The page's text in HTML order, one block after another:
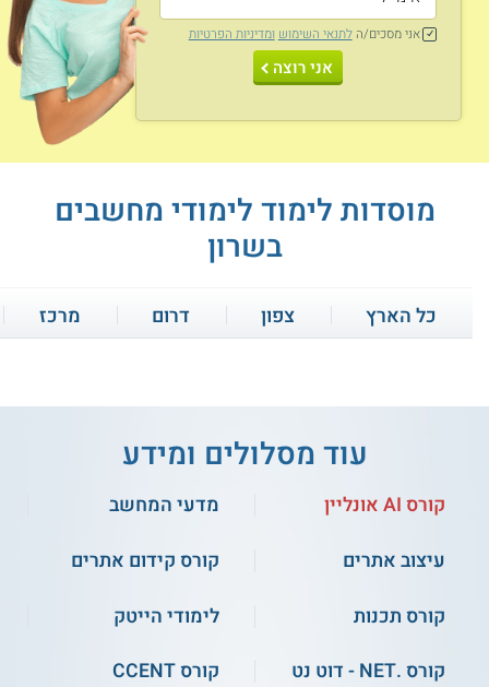
אני מסכים/הלתנאי השימוש ומדיניות הפרטיות
אני רוצה
מוסדות לימוד לימודי מחשבים
בשרון
כל הארץ צפון דרום מרכז
3.8
אפקה - הנדסת חשמל
בהתמחות מחשבים
הנדסאים באריאל - הנדסאי
עוד מסלולים ומידע
קורס AI אונליין
מדעי המחשב
עיצוב אתרים
קורס קידום אתרים
קורס תכנות
לימודי הייטק
קורס .NET - דוט נט
קורס CCENT